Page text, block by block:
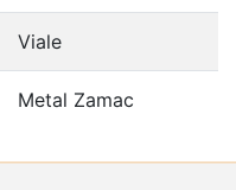
Viale
Metal Zamac